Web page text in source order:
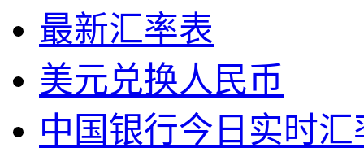
最新汇率表
美元兑换人民币
中国银行今日实时汇